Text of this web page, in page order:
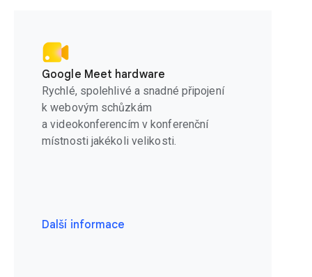
Google Meet hardware
Rychlé, spolehlivé a snadné připojení
k webovým schůzkám
a videokonferencím v konferenční
místnosti jakékoli velikosti.
Další informace